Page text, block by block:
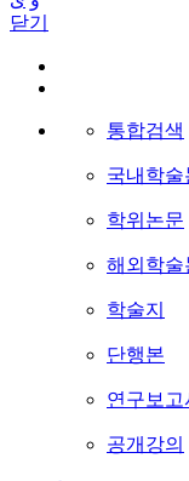
닫기
통합검색
국내학술
학위논문
해외학술
학술지
단행본
연구보고
공개강의